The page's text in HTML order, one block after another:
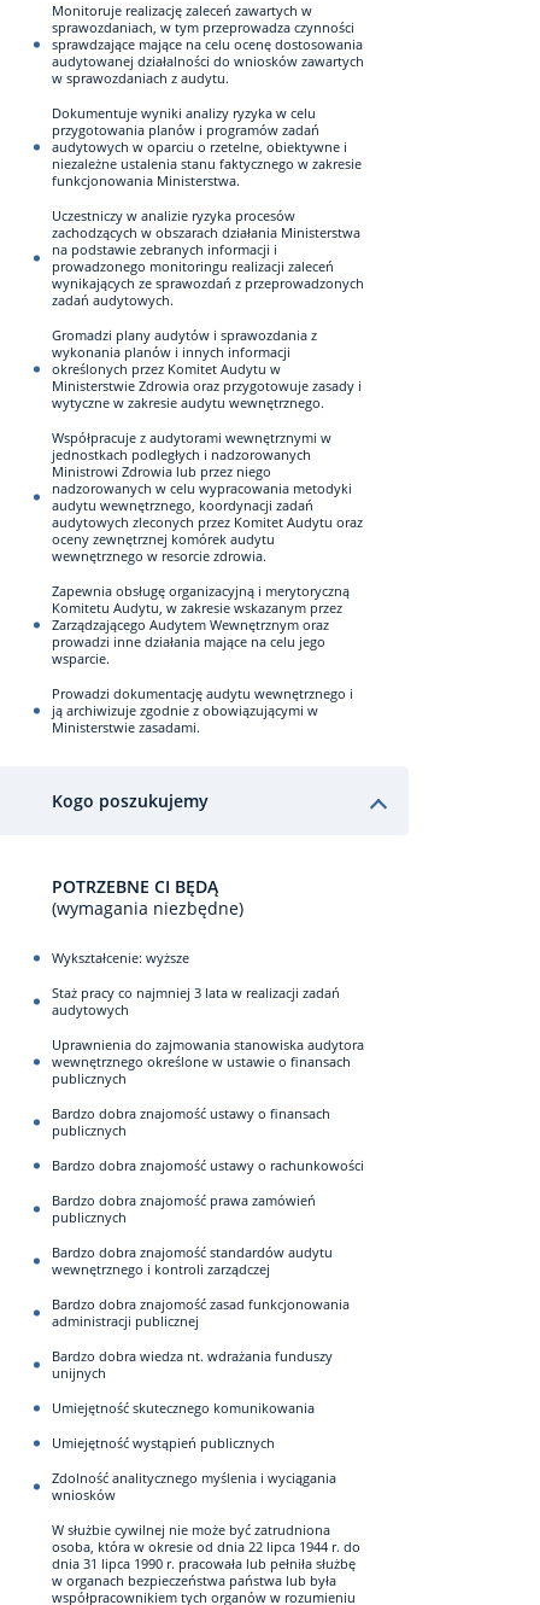
Monitoruje realizację zaleceń zawartych w
sprawozdaniach, w tym przeprowadza czynności
sprawdzające mające na celu ocenę dostosowania
audytowanej działalności do wniosków zawartych
w sprawozdaniach z audytu.
Dokumentuje wyniki analizy ryzyka w celu
przygotowania planów i programów zadań
audytowych w oparciu o rzetelne, obiektywne i
niezależne ustalenia stanu faktycznego w zakresie
funkcjonowania Ministerstwa.
Uczestniczy w analizie ryzyka procesów
zachodzących w obszarach działania Ministerstwa
na podstawie zebranych informacji i
prowadzonego monitoringu realizacji zaleceń
wynikających ze sprawozdań z przeprowadzonych
zadań audytowych.
Gromadzi plany audytów i sprawozdania z
wykonania planów i innych informacji
określonych przez Komitet Audytu w
Ministerstwie Zdrowia oraz przygotowuje zasady i
wytyczne w zakresie audytu wewnętrznego.
Współpracuje z audytorami wewnętrznymi w
jednostkach podległych i nadzorowanych
Ministrowi Zdrowia lub przez niego
nadzorowanych w celu wypracowania metodyki
audytu wewnętrznego, koordynacji zadań
audytowych zleconych przez Komitet Audytu oraz
oceny zewnętrznej komórek audytu
wewnętrznego w resorcie zdrowia.
Zapewnia obsługę organizacyjną i merytoryczną
Komitetu Audytu, w zakresie wskazanym przez
Zarządzającego Audytem Wewnętrznym oraz
prowadzi inne działania mające na celu jego
wsparcie.
Prowadzi dokumentację audytu wewnętrznego i
ją archiwizuje zgodnie z obowiązującymi w
Ministerstwie zasadami.
Kogo poszukujemy
POTRZEBNE CI BĘDĄ
(wymagania niezbędne)
Wykształcenie: wyższe
Staż pracy co najmniej 3 lata w realizacji zadań
audytowych
Uprawnienia do zajmowania stanowiska audytora
wewnętrznego określone w ustawie o finansach
publicznych
Bardzo dobra znajomość ustawy o finansach
publicznych
Bardzo dobra znajomość ustawy o rachunkowości
Bardzo dobra znajomość prawa zamówień
publicznych
Bardzo dobra znajomość standardów audytu
wewnętrznego i kontroli zarządczej
Bardzo dobra znajomość zasad funkcjonowania
administracji publicznej
Bardzo dobra wiedza nt. wdrażania funduszy
unijnych
Umiejętność skutecznego komunikowania
Umiejętność wystąpień publicznych
Zdolność analitycznego myślenia i wyciągania
wniosków
W służbie cywilnej nie może być zatrudniona
osoba, która w okresie od dnia 22 lipca 1944 r. do
dnia 31 lipca 1990 r. pracowała lub pełniła służbę
w organach bezpieczeństwa państwa lub była
współpracownikiem tych organów w rozumieniu